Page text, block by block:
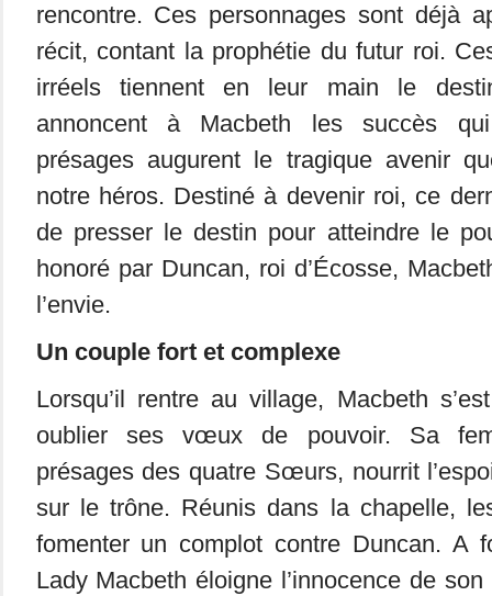
rencontre. Ces personnages sont déjà
récit, contant la prophétie du futur roi.
irréels tiennent en leur main le
annoncent à Macbeth les succès qui
présages augurent le tragique avenir
notre héros. Destiné à devenir roi, ce
de presser le destin pour atteindre le
honoré par Duncan, roi d’Écosse,
l’envie.
Un couple fort et complexe
Lorsqu’il rentre au village, Macbeth
oublier ses vœux de pouvoir. Sa
présages des quatre Sœurs, nourrit
sur le trône. Réunis dans la chapelle,
fomenter un complot contre Duncan. A
Lady Macbeth éloigne l’innocence de